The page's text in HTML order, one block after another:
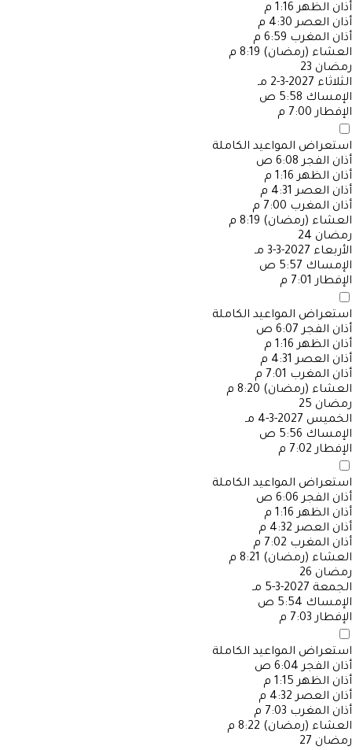
أذان الظهر 1:16 م
أذان العصر 4:30 م
أذان المغرب 6:59 م
العشاء (رمضان) 8:19 م
رمضان 23
الثلاثاء 2027-3-2 مـ
الإمساك 5:58 ص
الإفطار 7:00 م
استعراض المواعيد الكاملة
أذان الفجر 6:08 ص
أذان الظهر 1:16 م
أذان العصر 4:31 م
أذان المغرب 7:00 م
العشاء (رمضان) 8:19 م
رمضان 24
الأربعاء 2027-3-3 مـ
الإمساك 5:57 ص
الإفطار 7:01 م
استعراض المواعيد الكاملة
أذان الفجر 6:07 ص
أذان الظهر 1:16 م
أذان العصر 4:31 م
أذان المغرب 7:01 م
العشاء (رمضان) 8:20 م
رمضان 25
الخميس 2027-3-4 مـ
الإمساك 5:56 ص
الإفطار 7:02 م
استعراض المواعيد الكاملة
أذان الفجر 6:06 ص
أذان الظهر 1:16 م
أذان العصر 4:32 م
أذان المغرب 7:02 م
العشاء (رمضان) 8:21 م
رمضان 26
الجمعة 2027-3-5 مـ
الإمساك 5:54 ص
الإفطار 7:03 م
استعراض المواعيد الكاملة
أذان الفجر 6:04 ص
أذان الظهر 1:15 م
أذان العصر 4:32 م
أذان المغرب 7:03 م
العشاء (رمضان) 8:22 م
رمضان 27